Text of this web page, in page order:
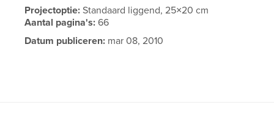
Projectoptie:Standaard liggend, 25×20 cm
Aantal pagina's:66
Datum publiceren: mar 08, 2010